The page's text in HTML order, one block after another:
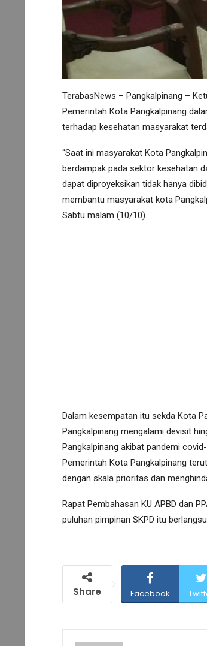
TerabasNews – Pangkalpinang –
Pemerintah Kota Pangkalpinang
terhadap kesehatan masyarakat
“Saat ini masyarakat Kota
berdampak pada sektor kesehatan
dapat diproyeksikan tidak hanya
membantu masyarakat kota
Sabtu malam (10/10).
Dalam kesempatan itu sekda Kota
Pangkalpinang mengalami devisit
Pangkalpinang akibat pandemi
Pemerintah Kota Pangkalpinang
dengan skala prioritas dan
Rapat Pembahasan KU APBD dan
puluhan pimpinan SKPD itu
Share Facebook